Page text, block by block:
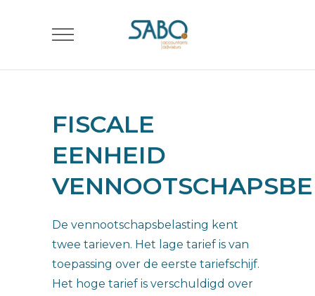
FISCALE
EENHEID
De vennootschapsbelasting kent
twee tarieven. Het lage tarief is van
toepassing over de eerste tariefschijf.
Het hoge tarief is verschuldigd over